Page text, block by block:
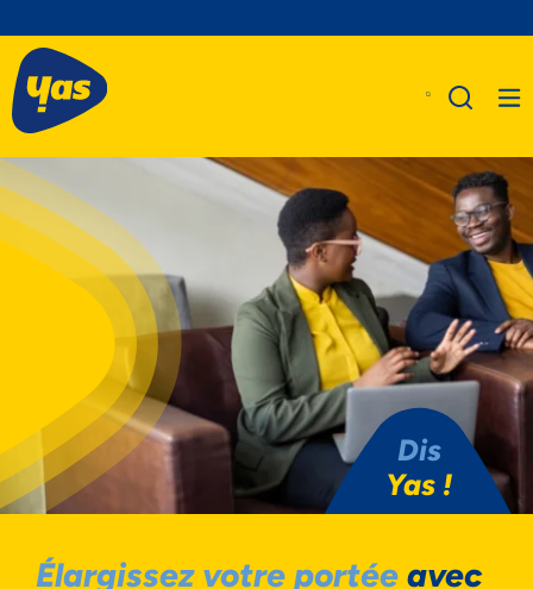
A Propos De Nous
Produits
Business
Assistance
Dis
Yas !
Élargissez votre portée avec